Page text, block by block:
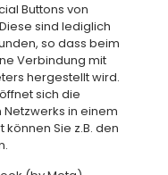
Buttons von
sind lediglich
so dass beim
Verbindung mit
hergestellt wird.
sich die
in einem
können Sie z.B. den